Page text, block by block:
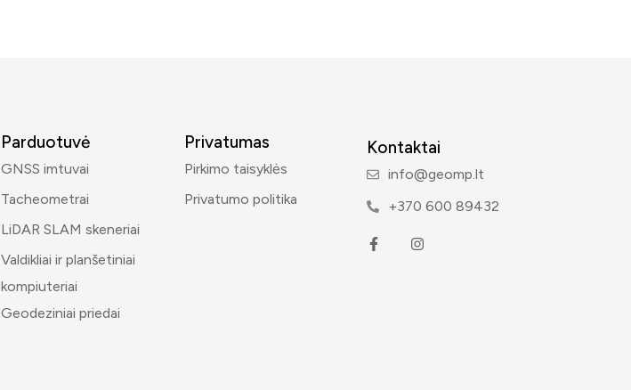
Parduotuvė
GNSS imtuvai
Tacheometrai
LiDAR SLAM skeneriai
Valdikliai ir planšetiniai
kompiuteriai
Geodeziniai priedai
Privatumas
Pirkimo taisyklės
Privatumo politika
Kontaktai
info@geomp.lt
+370 600 89432